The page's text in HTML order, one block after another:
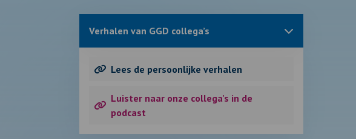
Sluit
met
over
Verhalen van GGD collega’s
Lees de persoonlijke verhalen
Luister naar onze collega's in de
podcast